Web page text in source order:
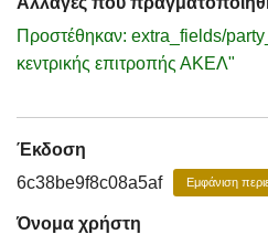
Προστέθηκαν: extra_fields/
κεντρικής επιτροπής ΑΚΕΛ"
Έκδοση
6c38be9f8c08a5af
Εμφάνιση
Όνομα χρήστη